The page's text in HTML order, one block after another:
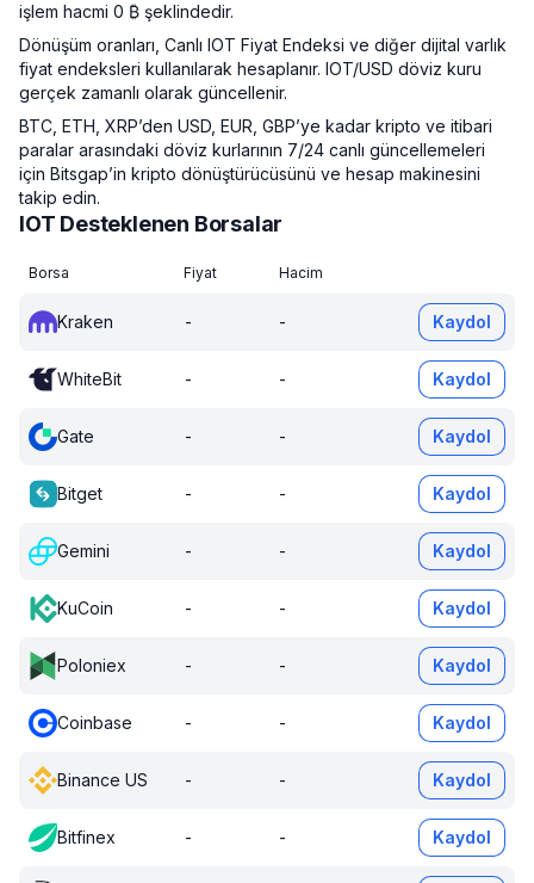
işlem hacmi 0 ₿ şeklindedir.
Dönüşüm oranları, Canlı IOT Fiyat Endeksi ve diğer dijital varlık
fiyat endeksleri kullanılarak hesaplanır. IOT/USD döviz kuru
gerçek zamanlı olarak güncellenir.
BTC, ETH, XRP’den USD, EUR, GBP’ye kadar kripto ve itibari
paralar arasındaki döviz kurlarının 7/24 canlı güncellemeleri
için Bitsgap’in kripto dönüştürücüsünü ve hesap makinesini
takip edin.
IOT Desteklenen Borsalar
Borsa Fiyat Hacim
Kraken - - Kaydol
WhiteBit - - Kaydol
Gate - - Kaydol
Bitget - - Kaydol
Gemini - - Kaydol
KuCoin - - Kaydol
Poloniex - - Kaydol
Coinbase - - Kaydol
Binance US - - Kaydol
Bitfinex - - Kaydol